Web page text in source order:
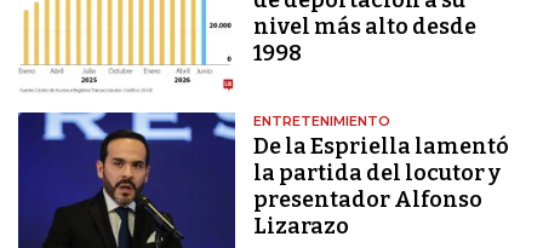
nivel más alto desde
1998
ENTRETENIMIENTO
De la Espriella lamentó
la partida del locutor y
presentador Alfonso
Lizarazo